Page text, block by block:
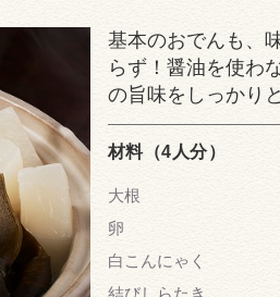
基本のおでんも、
らず！醤油を使わ
の旨味をしっかり
材料（4人分）
大根
卵
白こんにゃく
結びしらたき